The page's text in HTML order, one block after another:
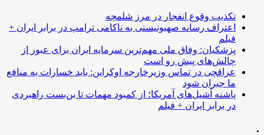
تکذیب وقوع انفجار در مرز شلمچه
اعتراف رسانه صهیونیستی به ناکامی ترامپ در برابر ایران +
فیلم
پزشکیان: وفاق ملی مهم‌ترین سرمایه ایران برای عبور از
چالش‌های پیش رو است
عراقچی در تماس وزیرخارجه اوکراین: باید خسارات به منافع
ما جبران شود
پاشنه آشیل‌های آمریکا؛ از کمبود مهمات تا بن‌بست راهبردی
در برابر ایران + فیلم
.